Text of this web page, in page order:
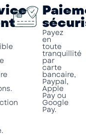
Payez
en
toute
tranquillité
par
carte
bancaire,
Paypal,
Apple
Pay ou
Google
Pay.